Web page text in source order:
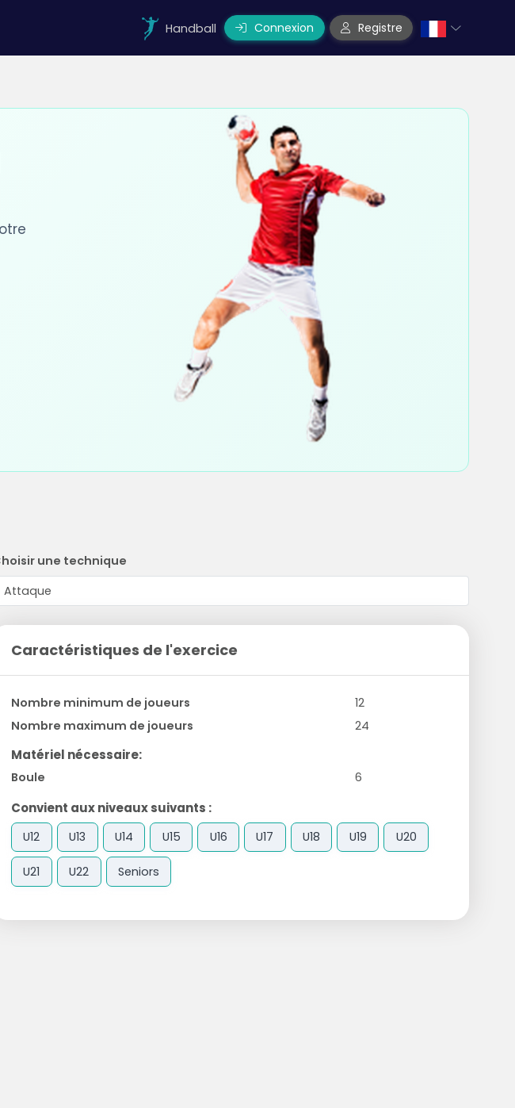
Handball Connexion Registre
une technique
Caractéristiques de l'exercice
Nombre minimum de joueurs
12
Nombre maximum de joueurs
24
Matériel nécessaire:
Boule 6
Convient aux niveaux suivants :
U12 U13 U14 U15 U16 U17 U18 U19 U20
U21 U22 Seniors